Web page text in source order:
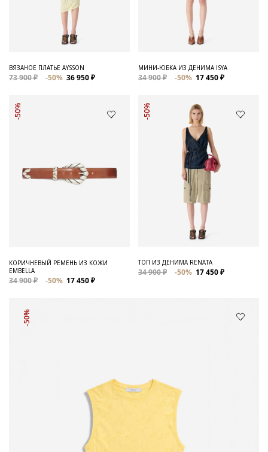
ВЯЗАНОЕ ПЛАТЬЕ AYSSON
73 900 ₽ -50% 36 950 ₽
МИНИ-ЮБКА ИЗ ДЕНИМА ISYA
34 900 ₽ -50% 17 450 ₽
-50%
КОРИЧНЕВЫЙ РЕМЕНЬ ИЗ КОЖИ
EMBELLA
34 900 ₽ -50% 17 450 ₽
-50%
ТОП ИЗ ДЕНИМА RENATA
34 900 ₽ -50% 17 450 ₽
-50%